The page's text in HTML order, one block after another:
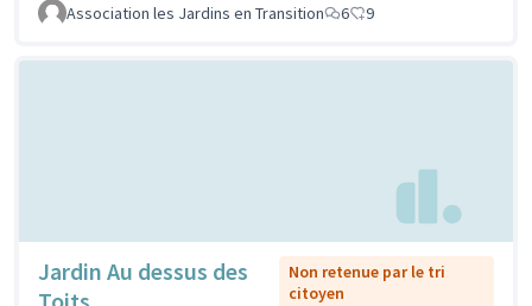
Association les Jardins en Transition
6 9
Jardin Au dessus des
Non retenue par le tri
citoyen